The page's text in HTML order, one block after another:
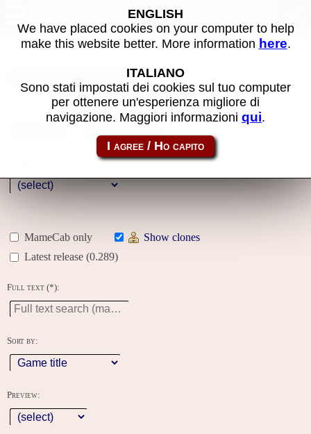
MAME machines
MameCab only
Show clones
Latest release (0.289)
Full text (*):
Sort by:
Preview:
ENGLISH
We have placed cookies on your computer to help
make this website better. More information here.
ITALIANO
Sono stati impostati dei cookies sul tuo computer
per ottenere un'esperienza migliore di
navigazione. Maggiori informazioni qui.